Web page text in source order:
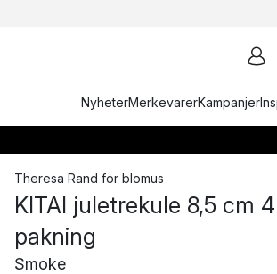
NyheterMerkevarerKampanjer
Theresa Rand for blomus
KITAI juletrekule 8,5 cm
pakning
Smoke